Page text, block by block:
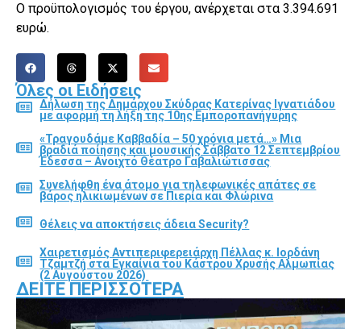
Ο προϋπολογισμός του έργου, ανέρχεται στα 3.394.691
ευρώ.
Όλες οι Ειδήσεις
Δήλωση της Δημάρχου Σκύδρας Κατερίνας Ιγνατιάδου
με αφορμή τη λήξη της 10ης Εμποροπανήγυρης
«Τραγουδάμε Καββαδία – 50 χρόνια μετά…» Μια
βραδιά ποίησης και μουσικής Σάββατο 12 Σεπτεμβρίου
Έδεσσα – Ανοιχτό Θέατρο Γαβαλιώτισσας
Συνελήφθη ένα άτομο για τηλεφωνικές απάτες σε
βάρος ηλικιωμένων σε Πιερία και Φλώρινα
Θέλεις να αποκτήσεις άδεια Security?
Χαιρετισμός Αντιπεριφερειάρχη Πέλλας κ. Ιορδάνη
Τζαμτζή στα Εγκαίνια του Κάστρου Χρυσής Αλμωπίας
(2 Αυγούστου 2026)
ΔΕΊΤΕ ΠΕΡΙΣΣΌΤΕΡΑ